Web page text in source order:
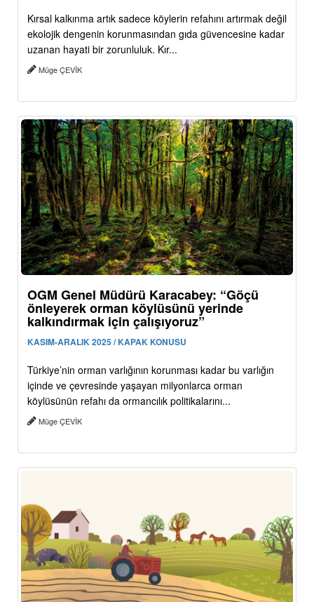
Kırsal kalkınma artık sadece köylerin refahını artırmak değil
ekolojik dengenin korunmasından gıda güvencesine kadar
uzanan hayati bir zorunluluk. Kır...
Müge ÇEVİK
OGM Genel Müdürü Karacabey: “Göçü
önleyerek orman köylüsünü yerinde
kalkındırmak için çalışıyoruz”
KASIM-ARALIK 2025 / KAPAK KONUSU
Türkiye’nin orman varlığının korunması kadar bu varlığın
içinde ve çevresinde yaşayan milyonlarca orman
köylüsünün refahı da ormancılık politikalarını...
Müge ÇEVİK